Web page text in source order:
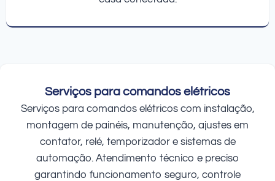
Serviços para comandos elétricos
Serviços para comandos elétricos com instalação,
montagem de painéis, manutenção, ajustes em
contator, relé, temporizador e sistemas de
automação. Atendimento técnico e preciso
garantindo funcionamento seguro, controle